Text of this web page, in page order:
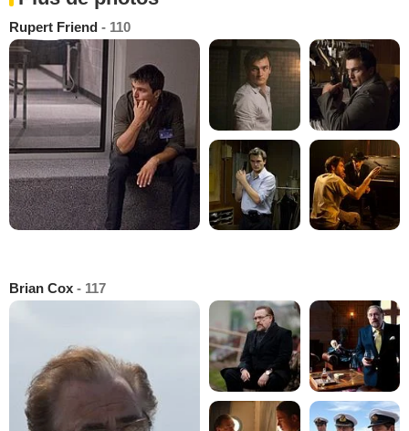
Rupert Friend - 110
Brian Cox - 117